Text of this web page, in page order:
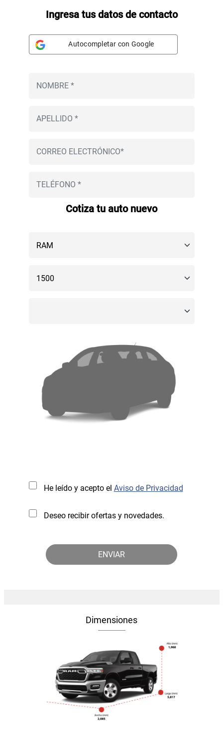
Ingresa tus datos de contacto
Autocompletar con Google
Cotiza tu auto nuevo
He leído y acepto el Aviso de Privacidad
Deseo recibir ofertas y novedades.
Dimensiones